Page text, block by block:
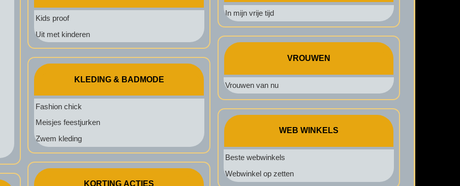
Kids proof
Uit met kinderen
KLEDING & BADMODE
Fashion chick
Meisjes feestjurken
Zwem kleding
KORTING ACTIES
In mijn vrije tijd
VROUWEN
Vrouwen van nu
WEB WINKELS
Beste webwinkels
Webwinkel op zetten